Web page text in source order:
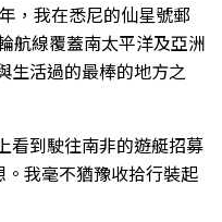
，我在悉尼的仙星號郵
航線覆蓋南太平洋及亞洲
生活過的最棒的地方之
看到駛往南非的遊艇招募
我毫不猶豫收拾行裝起